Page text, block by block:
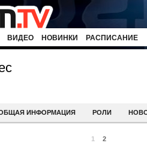
ВИДЕО НОВИНКИ РАСПИСАНИЕ
ИНФОРМАЦИЯ РОЛИ
1 2